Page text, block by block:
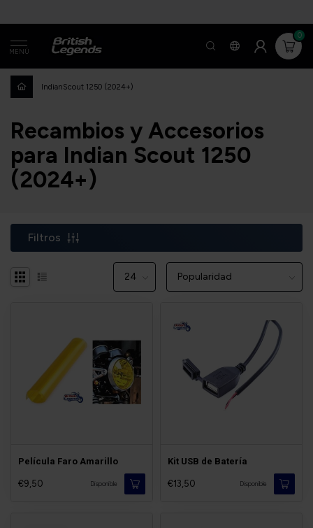
MENÚ
0
IndianScout 1250 (2024+)
Recambios y Accesorios
para Indian Scout 1250
(2024+)
Filtros
Película Faro Amarillo
€9,50 Disponible
Kit USB de Batería
€13,50 Disponible